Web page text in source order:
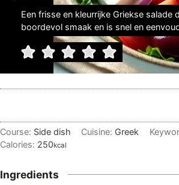
Een frisse en kleurrijke Griekse salade
boordevol smaak en is snel en
Course: Side dish Cuisine: Greek
Calories: 250kcal
Ingredients